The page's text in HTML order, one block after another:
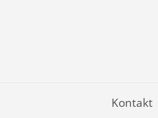
Kontakt